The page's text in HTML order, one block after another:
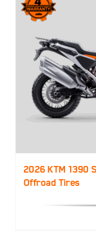
2026 KTM 1390
Offroad Tires